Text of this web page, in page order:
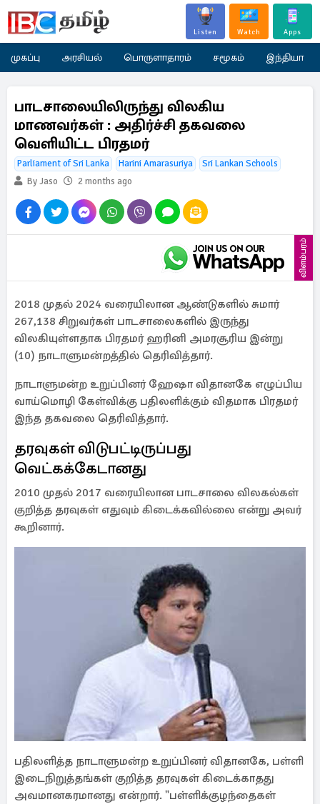
Listen Watch Apps
முகப்பு அரசியல் பொருளாதாரம் சமூகம் இந்தியா
பாடசாலையிலிருந்து விலகிய
மாணவர்கள் : அதிர்ச்சி தகவலை
வெளியிட்ட பிரதமர்
Parliament of Sri Lanka Harini Amarasuriya
Sri Lankan Schools
By Jaso
2 months ago
விளம்பரம்
2018 முதல் 2024 வரையிலான ஆண்டுகளில் சுமார்
267,138 சிறுவர்கள் பாடசாலைகளில் இருந்து
விலகியுள்ளதாக பிரதமர் ஹரினி அமரசூரிய இன்று
(10) நாடாளுமன்றத்தில் தெரிவித்தார்.
நாடாளுமன்ற உறுப்பினர் ஹேஷா விதானகே எழுப்பிய
வாய்மொழி கேள்விக்கு பதிலளிக்கும் விதமாக பிரதமர்
இந்த தகவலை தெரிவித்தார்.
தரவுகள் விடுபட்டிருப்பது
வெட்கக்கேடானது
2010 முதல் 2017 வரையிலான பாடசாலை விலகல்கள்
குறித்த தரவுகள் எதுவும் கிடைக்கவில்லை என்று அவர்
கூறினார்.
பதிலளித்த நாடாளுமன்ற உறுப்பினர் விதானகே, பள்ளி
இடைநிறுத்தங்கள் குறித்த தரவுகள் கிடைக்காதது
அவமானகரமானது என்றார். "பள்ளிக்குழந்தைகள்